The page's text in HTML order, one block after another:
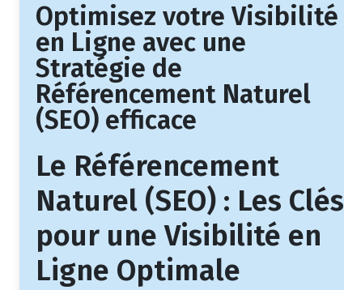
Optimisez votre Visibilité
en Ligne avec une
Stratégie de
Référencement Naturel
(SEO) efficace
Le Référencement
Naturel (SEO) : Les Clés
pour une Visibilité en
Ligne Optimale